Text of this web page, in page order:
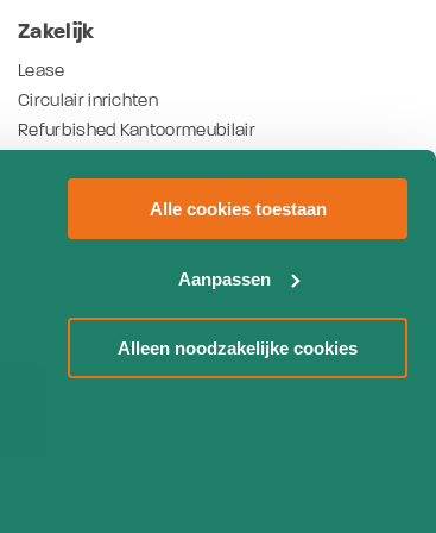
Alle cookies toestaan
Aanpassen
Alleen noodzakelijke cookies
Zakelijk
Lease
Circulair inrichten
Refurbished Kantoormeubilair
Referenties